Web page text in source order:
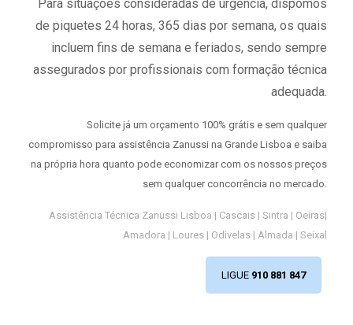
Para situações consideradas de urgência, dispomos
de piquetes 24 horas, 365 dias por semana, os quais
incluem fins de semana e feriados, sendo sempre
assegurados por profissionais com formação técnica
adequada.
Solicite já um orçamento 100% grátis e sem qualquer
compromisso para assistência Zanussi na Grande Lisboa e saiba
na própria hora quanto pode economizar com os nossos preços
sem qualquer concorrência no mercado.
Assistência Técnica Zanussi Lisboa | Cascais | Sintra | Oeiras|
Amadora | Loures | Odivelas | Almada | Seixal
LIGUE 910 881 847